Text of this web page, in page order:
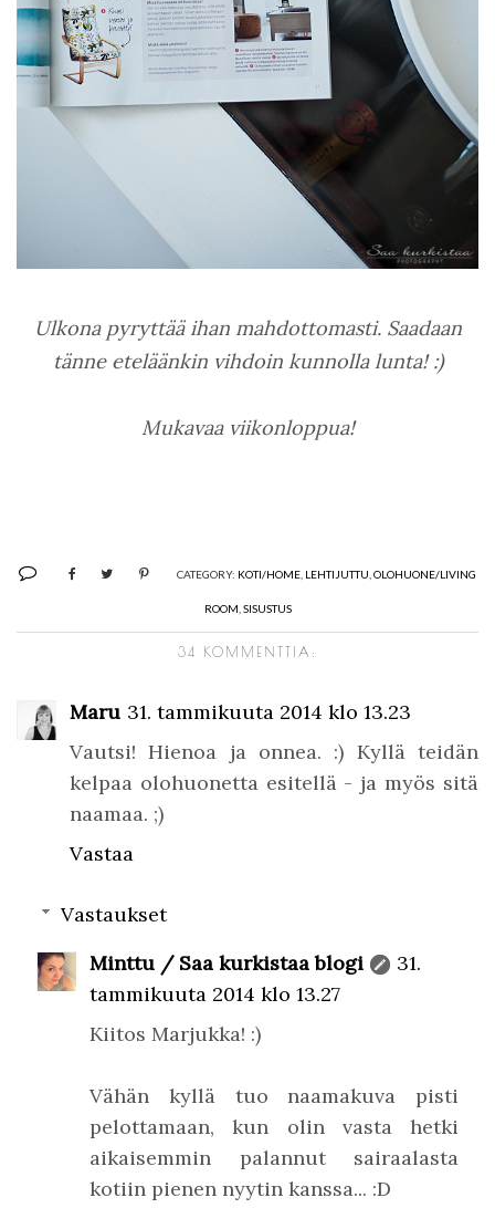
Ulkona pyryttää ihan mahdottomasti. Saadaan
tänne eteläänkin vihdoin kunnolla lunta! :)
Mukavaa viikonloppua!
CATEGORY: KOTI/HOME LEHTIJUTTU OLOHUONE/LIVING
ROOM SISUSTUS
34 KOMMENTTIA:
Maru 31. tammikuuta 2014 klo 13.23
Vautsi! Hienoa ja onnea. :) Kyllä teidän
kelpaa olohuonetta esitellä - ja myös sitä
naamaa. ;)
Vastaa
Vastaukset
Minttu / Saa kurkistaa blogi
31.
tammikuuta 2014 klo 13.27
Kiitos Marjukka! :)
Vähän kyllä tuo naamakuva pisti
pelottamaan, kun olin vasta hetki
aikaisemmin palannut sairaalasta
kotiin pienen nyytin kanssa... :D